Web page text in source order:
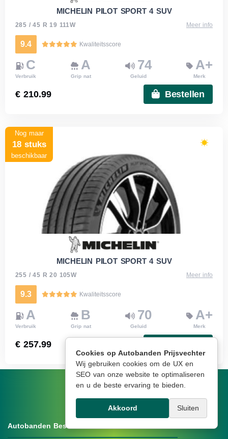
Cookies op Autobanden Prijsvechter
Wij gebruiken cookies om de UX en
SEO van onze website te optimaliseren
en u de beste ervaring te bieden.
Akkoord Sluiten
MICHELIN PILOT SPORT 4 SUV
285 / 45 R 19 111W Meer info
9.4 Kwaliteitsscore
C
Verbruik
A
Grip nat
74
Geluid
A+
Merk
€ 210.99 Bestellen
Nog maar
18 stuks
beschikbaar
MICHELIN PILOT SPORT 4 SUV
255 / 45 R 20 105W Meer info
9.3 Kwaliteitsscore
A
Verbruik
B
Grip nat
70
Geluid
A+
Merk
€ 257.99
Autobanden Bestellen